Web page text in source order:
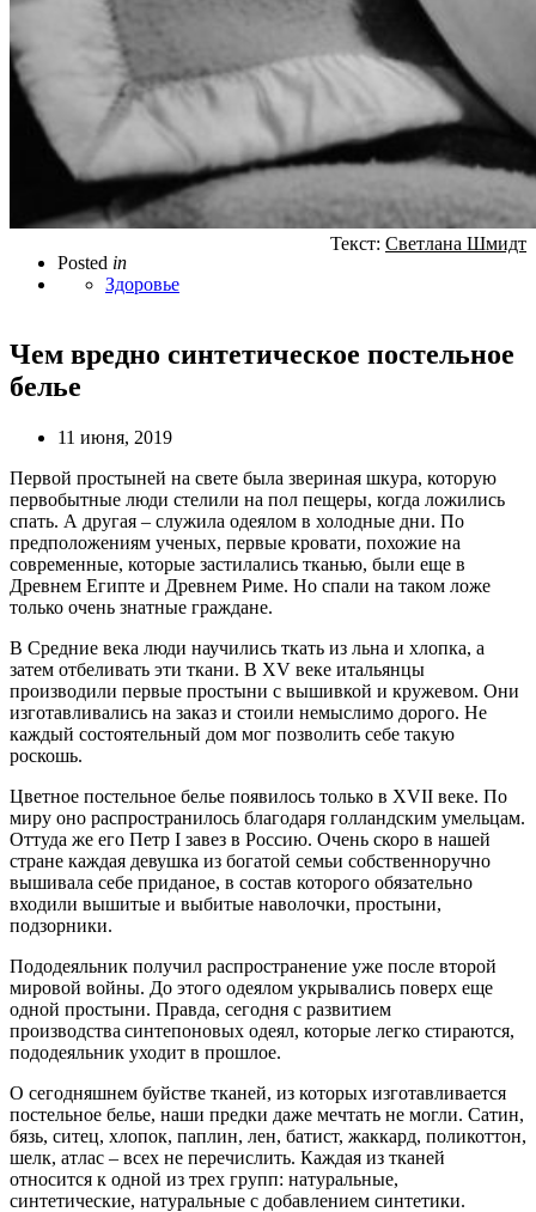
Posted in
Здоровье
Текст: Светлана Шмидт
Чем вредно синтетическое постельное
белье
11 июня, 2019
Первой простыней на свете была звериная шкура, которую
первобытные люди стелили на пол пещеры, когда ложились
спать. А другая – служила одеялом в холодные дни. По
предположениям ученых, первые кровати, похожие на
современные, которые застилались тканью, были еще в
Древнем Египте и Древнем Риме. Но спали на таком ложе
только очень знатные граждане.
В Средние века люди научились ткать из льна и хлопка, а
затем отбеливать эти ткани. В XV веке итальянцы
производили первые простыни с вышивкой и кружевом. Они
изготавливались на заказ и стоили немыслимо дорого. Не
каждый состоятельный дом мог позволить себе такую
роскошь.
Цветное постельное белье появилось только в XVII веке. По
миру оно распространилось благодаря голландским умельцам.
Оттуда же его Петр I завез в Россию. Очень скоро в нашей
стране каждая девушка из богатой семьи собственноручно
вышивала себе приданое, в состав которого обязательно
входили вышитые и выбитые наволочки, простыни,
подзорники.
Пододеяльник получил распространение уже после второй
мировой войны. До этого одеялом укрывались поверх еще
одной простыни. Правда, сегодня с развитием
производства синтепоновых одеял, которые легко стираются,
пододеяльник уходит в прошлое.
О сегодняшнем буйстве тканей, из которых изготавливается
постельное белье, наши предки даже мечтать не могли. Сатин,
бязь, ситец, хлопок, паплин, лен, батист, жаккард, поликоттон,
шелк, атлас – всех не перечислить. Каждая из тканей
относится к одной из трех групп: натуральные,
синтетические, натуральные с добавлением синтетики.